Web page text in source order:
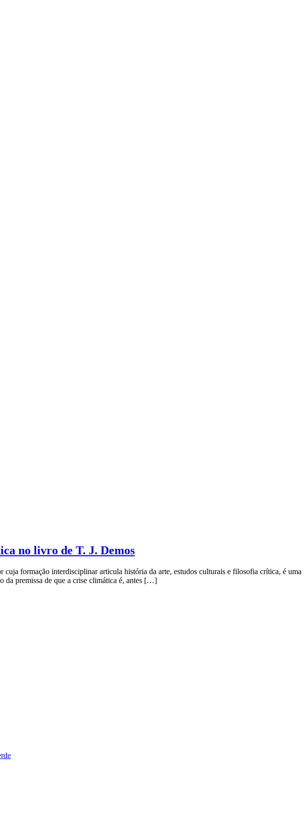
no livro de T. J. Demos
formação interdisciplinar articula história da arte, estudos culturais e filosofia crítica, é uma
da premissa de que a crise climática é, antes […]